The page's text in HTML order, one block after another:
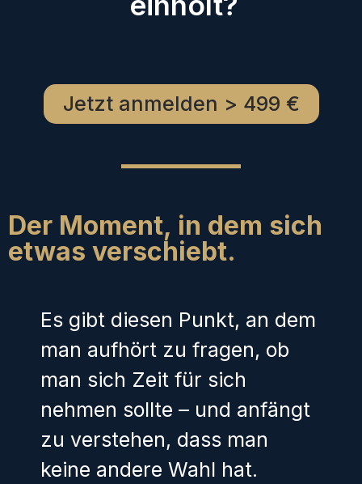
Jetzt anmelden > 499 €
Der Moment, in dem sich
etwas verschiebt.
Es gibt diesen Punkt, an dem
man aufhört zu fragen, ob
man sich Zeit für sich
nehmen sollte – und anfängt
zu verstehen, dass man
keine andere Wahl hat.